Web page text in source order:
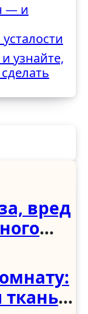
— и
узнайте,
вред
ткань